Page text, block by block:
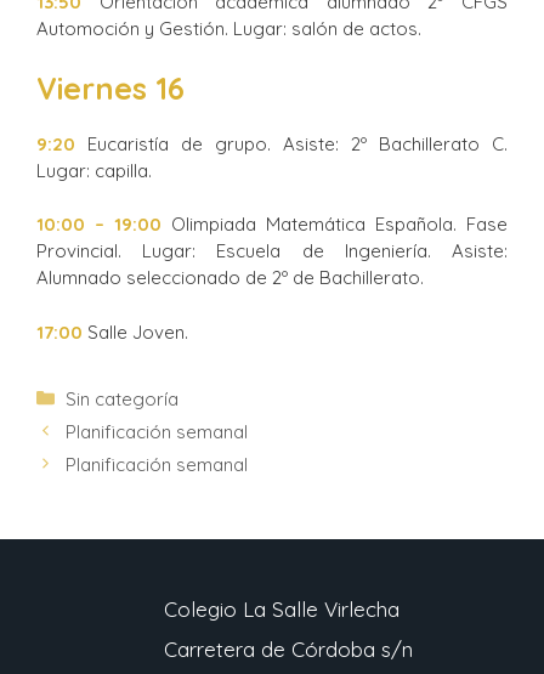
Automoción y Gestión. Lugar: salón de actos.
Viernes 16
9:20 Eucaristía de grupo. Asiste: 2º Bachillerato C.
Lugar: capilla.
10:00 – 19:00 Olimpiada Matemática Española. Fase
Provincial. Lugar: Escuela de Ingeniería. Asiste:
Alumnado seleccionado de 2º de Bachillerato.
17:00 Salle Joven.
Sin categoría
Planificación semanal
Planificación semanal
Colegio La Salle Virlecha
Carretera de Córdoba s/n